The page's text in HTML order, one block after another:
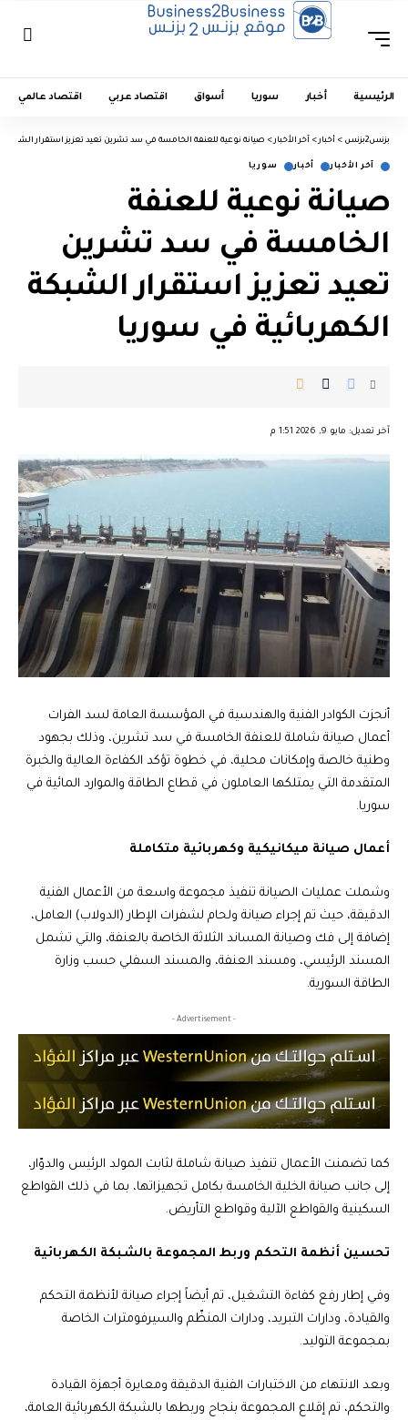
الرئيسية أخبار سوريا أسواق اقتصاد عربي اقتصاد عالمي
بزنس2بزنس > أخبار > آخر الأخبار > صيانة نوعية للعنفة الخامسة في سد تشرين تعيد تعزيز استقرار الشبكة
آخر الأخبار أخبار سوريا
صيانة نوعية للعنفة
الخامسة في سد تشرين
تعيد تعزيز استقرار الشبكة
الكهربائية في سوريا
آخر تعديل: مايو 9, 2026 1:51 م
أنجزت الكوادر الفنية والهندسية في المؤسسة العامة لسد الفرات
أعمال صيانة شاملة للعنفة الخامسة في سد تشرين، وذلك بجهود
وطنية خالصة وإمكانات محلية، في خطوة تؤكد الكفاءة العالية والخبرة
المتقدمة التي يمتلكها العاملون في قطاع الطاقة والموارد المائية في
سوريا.
أعمال صيانة ميكانيكية وكهربائية متكاملة
وشملت عمليات الصيانة تنفيذ مجموعة واسعة من الأعمال الفنية
الدقيقة، حيث تم إجراء صيانة ولحام لشفرات الإطار (الدولاب) العامل،
إضافة إلى فك وصيانة المساند الثلاثة الخاصة بالعنفة، والتي تشمل
المسند الرئيسي، ومسند العنفة، والمسند السفلي حسب وزارة
الطاقة السورية.
- Advertisement -
كما تضمنت الأعمال تنفيذ صيانة شاملة لثابت المولد الرئيس والدوّار،
إلى جانب صيانة الخلية الخامسة بكامل تجهيزاتها، بما في ذلك القواطع
السكينية والقواطع الآلية وقواطع التأريض.
تحسين أنظمة التحكم وربط المجموعة بالشبكة الكهربائية
وفي إطار رفع كفاءة التشغيل، تم أيضاً إجراء صيانة لأنظمة التحكم
والقيادة، ودارات التبريد، ودارات المنظّم والسيرفومترات الخاصة
بمجموعة التوليد.
وبعد الانتهاء من الاختبارات الفنية الدقيقة ومعايرة أجهزة القيادة
والتحكم، تم إقلاع المجموعة بنجاح وربطها بالشبكة الكهربائية العامة،